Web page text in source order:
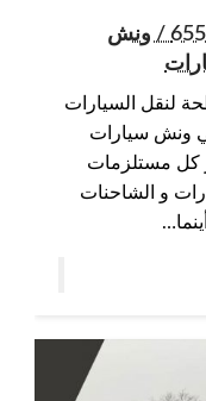
ونش مدينة صباح الاحمد / 65557275 / ونش
لنقل السيارات
ونش سيارات
كل مستلزمات
و الشاحنات